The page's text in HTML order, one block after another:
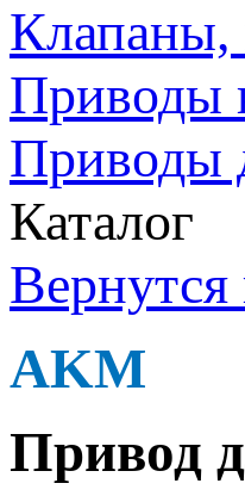
Клапаны,
Приводы
Приводы
Каталог
Вернутся
AKM
Привод